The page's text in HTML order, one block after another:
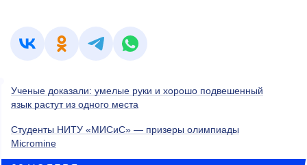
Ученые доказали: умелые руки и хорошо подвешенный
язык растут из одного места
Студенты НИТУ «МИСиС» — призеры олимпиады
Micromine